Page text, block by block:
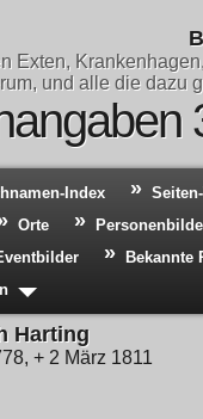
Exten,
und alle die dazu
Index
Orte
Bekannte
Harting
+ 2 März 1811